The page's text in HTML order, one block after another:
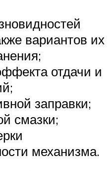
вариантов их
отдачи и
заправки;
смазки;
механизма.